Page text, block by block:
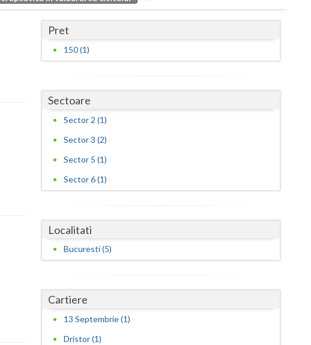
Buzau
Giurgiu
Ialomita
Pret
150 (1)
Sectoare
Sector 2 (1)
Sector 3 (2)
Sector 5 (1)
Sector 6 (1)
Localitati
Bucuresti (5)
Cartiere
13 Septembrie (1)
Dristor (1)